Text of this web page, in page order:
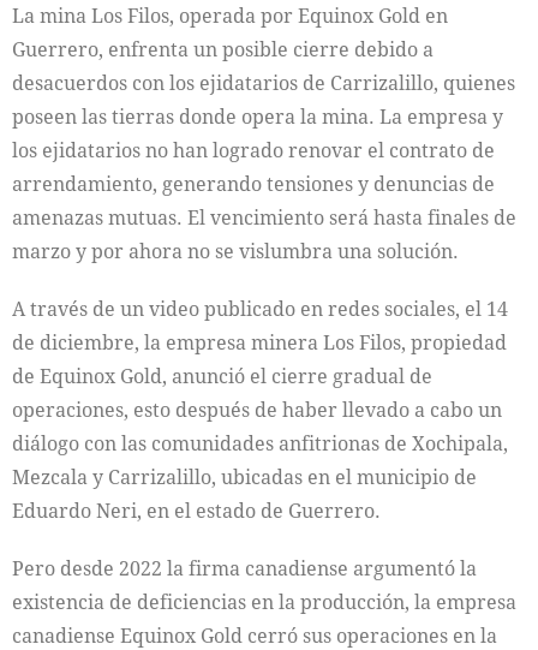
La mina Los Filos, operada por Equinox Gold en
Guerrero, enfrenta un posible cierre debido a
desacuerdos con los ejidatarios de Carrizalillo, quienes
poseen las tierras donde opera la mina. La empresa y
los ejidatarios no han logrado renovar el contrato de
arrendamiento, generando tensiones y denuncias de
amenazas mutuas. El vencimiento será hasta finales de
marzo y por ahora no se vislumbra una solución.
A través de un video publicado en redes sociales, el 14
de diciembre, la empresa minera Los Filos, propiedad
de Equinox Gold, anunció el cierre gradual de
operaciones, esto después de haber llevado a cabo un
diálogo con las comunidades anfitrionas de Xochipala,
Mezcala y Carrizalillo, ubicadas en el municipio de
Eduardo Neri, en el estado de Guerrero.
Pero desde 2022 la firma canadiense argumentó la
existencia de deficiencias en la producción, la empresa
canadiense Equinox Gold cerró sus operaciones en la